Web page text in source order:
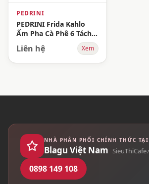
PEDRINI
PEDRINI Frida Kahlo
Ấm Pha Cà Phê 6 Tách -
Xanh Lá
Liên hệ Xem
NHÀ PHÂN PHỐI CHÍNH THỨC
Blagu Việt Nam
0898 149 108